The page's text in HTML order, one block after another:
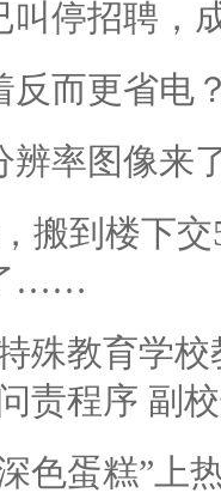
叫停招聘，
反而更省电
辨率图像来
搬到楼下
……
殊教育学
责程序 副
色蛋糕”上